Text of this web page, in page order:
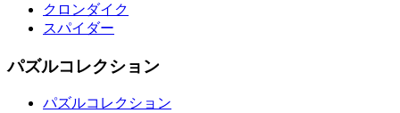
クロンダイク
スパイダー
パズルコレクション
パズルコレクション